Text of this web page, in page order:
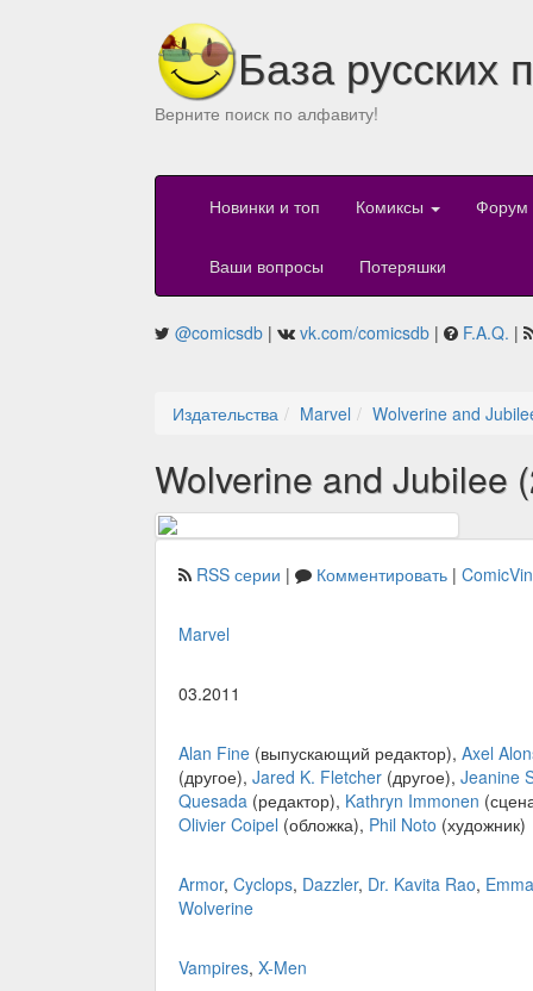
База русских
Верните поиск по алфавиту!
Новинки и топ Комиксы Форум
Ваши вопросы Потеряшки
@comicsdb | vk.com/comicsdb | F.A.Q. |
Издательства Marvel Wolverine and
Wolverine and Jubilee
RSS серии | Комментировать |
Marvel
03.2011
Alan Fine (выпускающий редактор), Axel
(другое), Jared K. Fletcher (другое), Jeanine
Quesada (редактор), Kathryn Immonen
Olivier Coipel (обложка), Phil Noto (художник)
Armor, Cyclops, Dazzler, Dr. Kavita Rao,
Wolverine
Vampires, X-Men